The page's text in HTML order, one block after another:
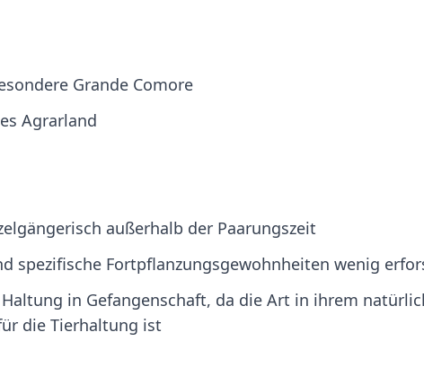
Grande Comore
Agrarland
außerhalb der Paarungszeit
spezifische Fortpflanzungsgewohnheiten wenig
in Gefangenschaft, da die Art in ihrem
die Tierhaltung ist